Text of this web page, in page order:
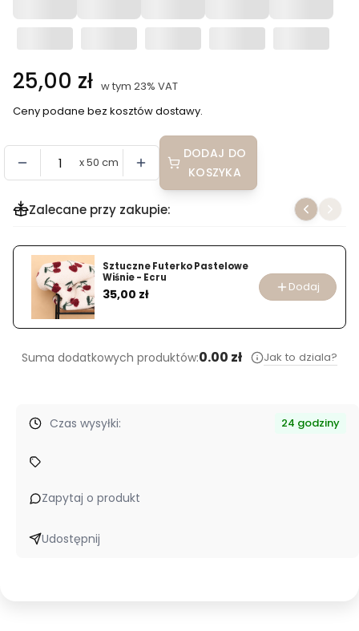
Cena
25,00 zł w tym 23% VAT
w tym 23% VAT
Ceny podane bez kosztów dostawy.
x 50 cm
DODAJ DO
KOSZYKA
Zalecane przy zakupie:
Sztuczne Futerko Pastelowe
Wiśnie - Ecru
Cena
35,00 zł Dodaj
Suma dodatkowych produktów:0.00 zł Jak to dziala?
Czas wysyłki: 24 godziny
Zapytaj o produkt
Udostępnij